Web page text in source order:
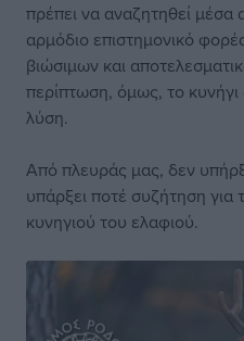
πρέπει να αναζητηθεί μέσα
αρμόδιο επιστημονικό
βιώσιμων και
περίπτωση, όμως, το κυνήγι
λύση.
Από πλευράς μας, δεν
υπάρξει ποτέ συζήτηση
κυνηγιού του ελαφιού.